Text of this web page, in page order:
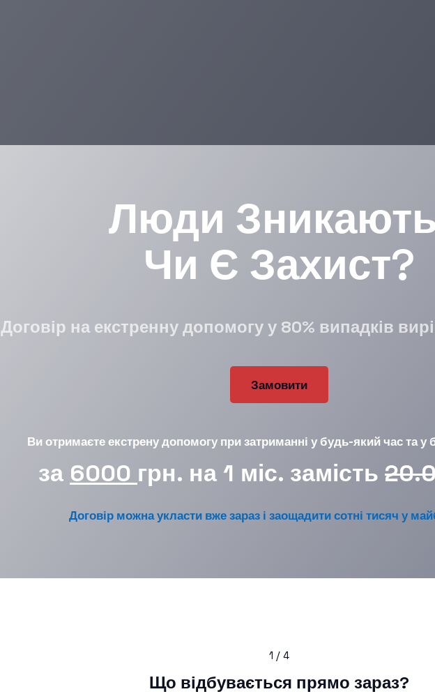
Люди
Чи Є Захист?
Договір на екстренну допомогу у 80% випадків
Замовити
Ви отримаєте екстрену допомогу при затриманні у будь-який час та у
за 6000 грн. на 1 міс. замість
Договір можна укласти вже зараз і заощадити сотні тисяч у
1 / 4
Що відбувається прямо зараз?